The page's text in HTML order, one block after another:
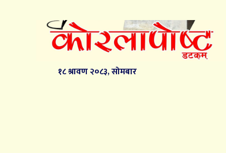
१८ श्रावण २०८३, सोमबार